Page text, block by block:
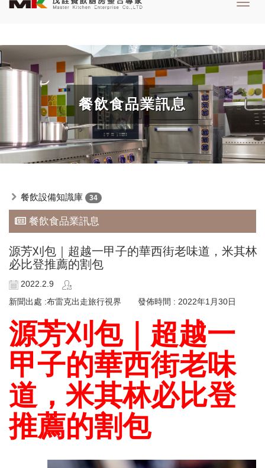
餐飲食品業訊息
餐飲設備知識庫 34
餐飲食品業訊息
源芳刈包｜超越一甲子的華西街老味道，米其林
必比登推薦的割包
2022.2.9
新聞出處 :布雷克出走旅行視界 發佈時間 : 2022年1月30日
源芳刈包｜超越一
甲子的華西街老味
道，米其林必比登
推薦的割包